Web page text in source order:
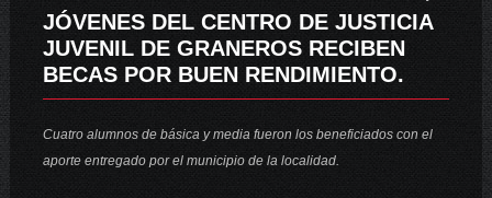
JÓVENES DEL CENTRO DE JUSTICIA
JUVENIL DE GRANEROS RECIBEN
BECAS POR BUEN RENDIMIENTO.
Cuatro alumnos de básica y media fueron los beneficiados con el
aporte entregado por el municipio de la localidad.